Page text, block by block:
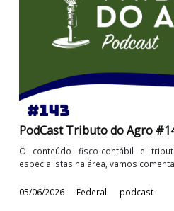
PodCast Tributo do
O conteúdo fisco-contábil e
especialistas na área, vamos